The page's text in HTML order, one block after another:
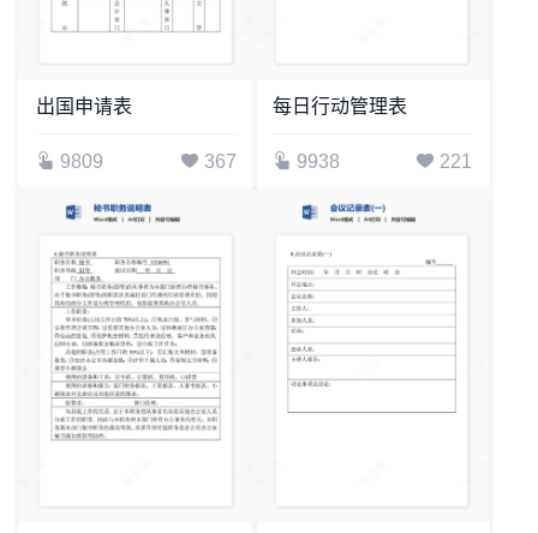
出国申请表
9809 367
每日行动管理表
9938 221